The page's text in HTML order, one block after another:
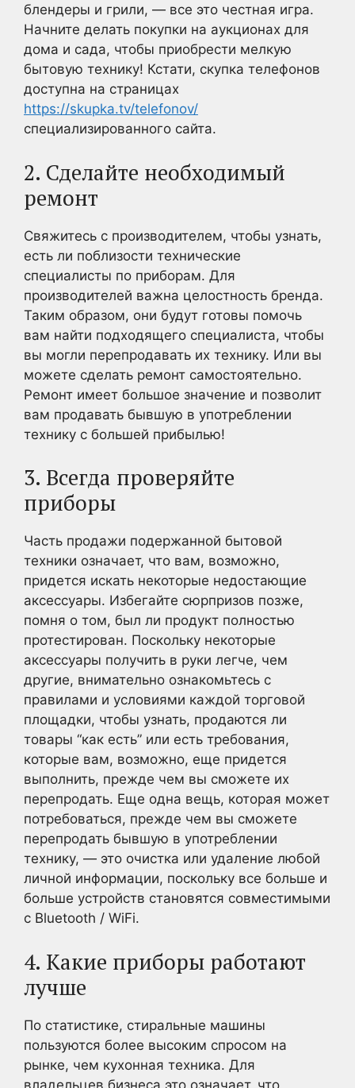
блендеры и грили, — все это честная игра.
Начните делать покупки на аукционах для
дома и сада, чтобы приобрести мелкую
бытовую технику! Кстати, скупка телефонов
доступна на страницах
https://skupka.tv/telefonov/
специализированного сайта.
2. Сделайте необходимый
ремонт
Свяжитесь с производителем, чтобы узнать,
есть ли поблизости технические
специалисты по приборам. Для
производителей важна целостность бренда.
Таким образом, они будут готовы помочь
вам найти подходящего специалиста, чтобы
вы могли перепродавать их технику. Или вы
можете сделать ремонт самостоятельно.
Ремонт имеет большое значение и позволит
вам продавать бывшую в употреблении
технику с большей прибылью!
3. Всегда проверяйте
приборы
Часть продажи подержанной бытовой
техники означает, что вам, возможно,
придется искать некоторые недостающие
аксессуары. Избегайте сюрпризов позже,
помня о том, был ли продукт полностью
протестирован. Поскольку некоторые
аксессуары получить в руки легче, чем
другие, внимательно ознакомьтесь с
правилами и условиями каждой торговой
площадки, чтобы узнать, продаются ли
товары “как есть” или есть требования,
которые вам, возможно, еще придется
выполнить, прежде чем вы сможете их
перепродать. Еще одна вещь, которая может
потребоваться, прежде чем вы сможете
перепродать бывшую в употреблении
технику, — это очистка или удаление любой
личной информации, поскольку все больше и
больше устройств становятся совместимыми
с Bluetooth / WiFi.
4. Какие приборы работают
лучше
По статистике, стиральные машины
пользуются более высоким спросом на
рынке, чем кухонная техника. Для
владельцев бизнеса это означает, что